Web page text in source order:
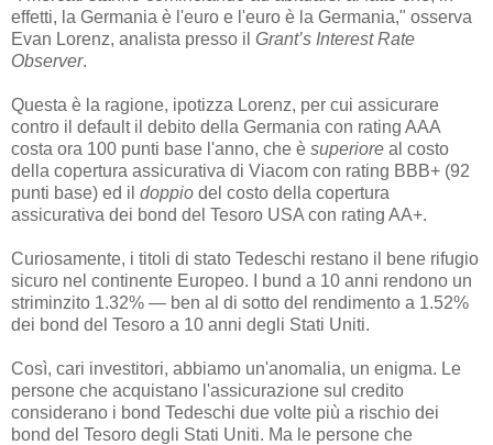
effetti, la Germania è l'euro e l'euro è la Germania," osserva
Evan Lorenz, analista presso il Grant’s Interest Rate
Observer.
Questa è la ragione, ipotizza Lorenz, per cui assicurare
contro il default il debito della Germania con rating AAA
costa ora 100 punti base l'anno, che è superiore al costo
della copertura assicurativa di Viacom con rating BBB+ (92
punti base) ed il doppio del costo della copertura
assicurativa dei bond del Tesoro USA con rating AA+.
Curiosamente, i titoli di stato Tedeschi restano il bene rifugio
sicuro nel continente Europeo. I bund a 10 anni rendono un
striminzito 1.32% — ben al di sotto del rendimento a 1.52%
dei bond del Tesoro a 10 anni degli Stati Uniti.
Così, cari investitori, abbiamo un'anomalia, un enigma. Le
persone che acquistano l'assicurazione sul credito
considerano i bond Tedeschi due volte più a rischio dei
bond del Tesoro degli Stati Uniti. Ma le persone che